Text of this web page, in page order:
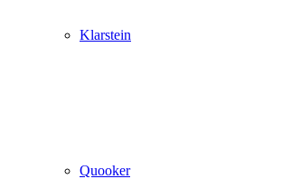
Klarstein
Quooker